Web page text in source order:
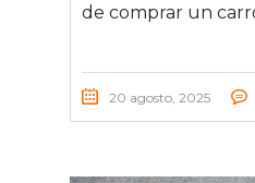
de comprar un
20 agosto, 2025